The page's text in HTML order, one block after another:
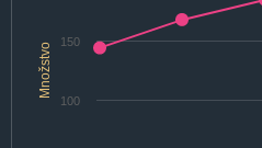
Množstvo
100
150